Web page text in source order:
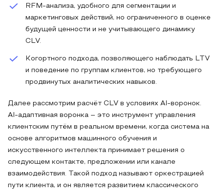
RFM-анализа, удобного для сегментации и
маркетинговых действий, но ограниченного в оценке
будущей ценности и не учитывающего динамику
CLV.
Когортного подхода, позволяющего наблюдать LTV
и поведение по группам клиентов, но требующего
продвинутых аналитических навыков.
Далее рассмотрим расчёт CLV в условиях AI-воронок.
AI-адаптивная воронка – это инструмент управления
клиентским путём в реальном времени, когда система на
основе алгоритмов машинного обучения и
искусственного интеллекта принимает решения о
следующем контакте, предложении или канале
взаимодействия. Такой подход называют оркестрацией
пути клиента, и он является развитием классического